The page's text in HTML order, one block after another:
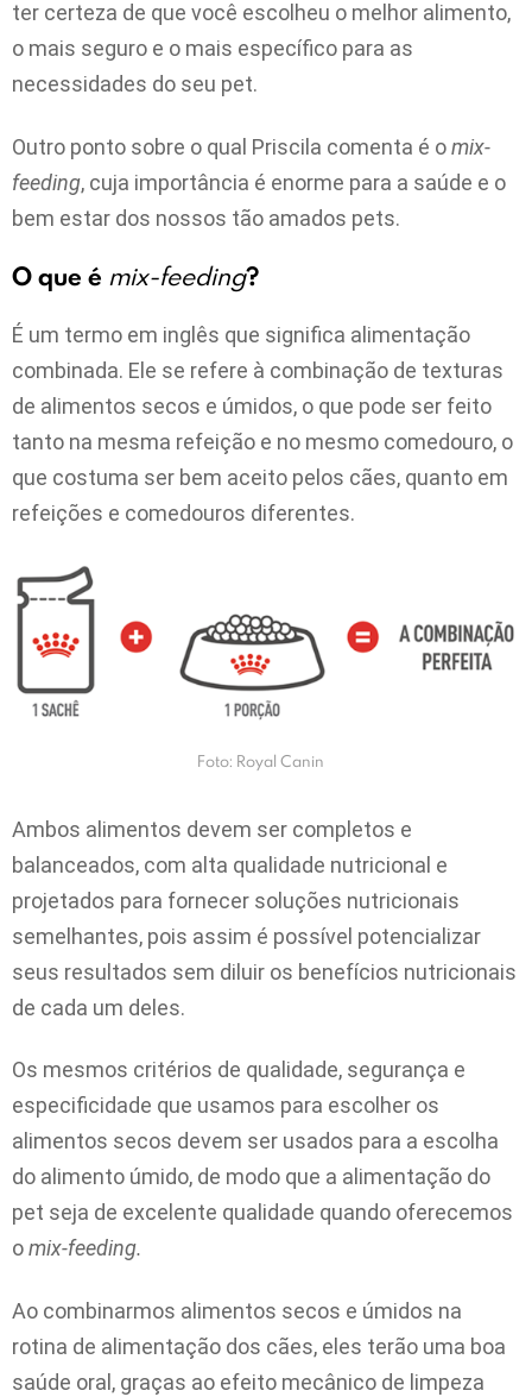
ter certeza de que você escolheu o melhor alimento,
o mais seguro e o mais específico para as
necessidades do seu pet.
Outro ponto sobre o qual Priscila comenta é omix-
feeding, cuja importância é enorme para a saúde e o
bem estar dos nossos tão amados pets.
O que é mix-feeding?
É um termo em inglês que significa alimentação
combinada. Ele se refere à combinação de texturas
de alimentos secos e úmidos, o que pode ser feito
tanto na mesma refeição e no mesmo comedouro, o
que costuma ser bem aceito pelos cães, quanto em
refeições e comedouros diferentes.
Foto: Royal Canin
Ambos alimentos devem ser completos e
balanceados, com alta qualidade nutricional e
projetados para fornecer soluções nutricionais
semelhantes, pois assim é possível potencializar
seus resultados sem diluir os benefícios nutricionais
de cada um deles.
Os mesmos critérios de qualidade, segurança e
especificidade que usamos para escolher os
alimentos secos devem ser usados para a escolha
do alimento úmido, de modo que a alimentação do
pet seja de excelente qualidade quando oferecemos
omix-feeding.
Ao combinarmos alimentos secos e úmidos na
rotina de alimentação dos cães, eles terão uma boa
saúde oral, graças ao efeito mecânico de limpeza